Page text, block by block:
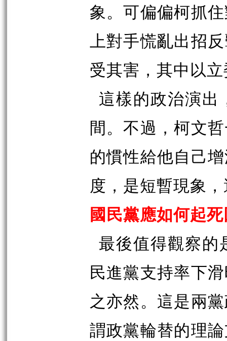
象。可偏偏柯抓
上對手慌亂出招
受其害，其中以
這樣的政治演出
間。不過，柯文
的慣性給他自己
度，是短暫現象
國民黨應如何起
最後值得觀察的
民進黨支持率下
之亦然。這是兩
謂政黨輪替的理